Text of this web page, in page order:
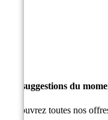
Les suggestions du
Découvrez toutes nos